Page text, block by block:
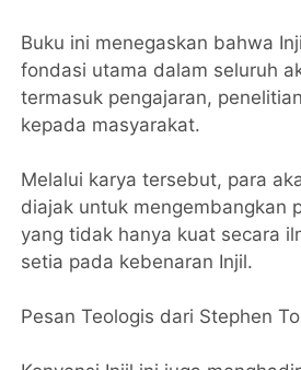
Buku ini menegaskan bahwa
fondasi utama dalam seluruh
termasuk pengajaran,
kepada masyarakat.
Melalui karya tersebut, para
diajak untuk mengembangkan
yang tidak hanya kuat secara
setia pada kebenaran Injil.
Pesan Teologis dari Stephen